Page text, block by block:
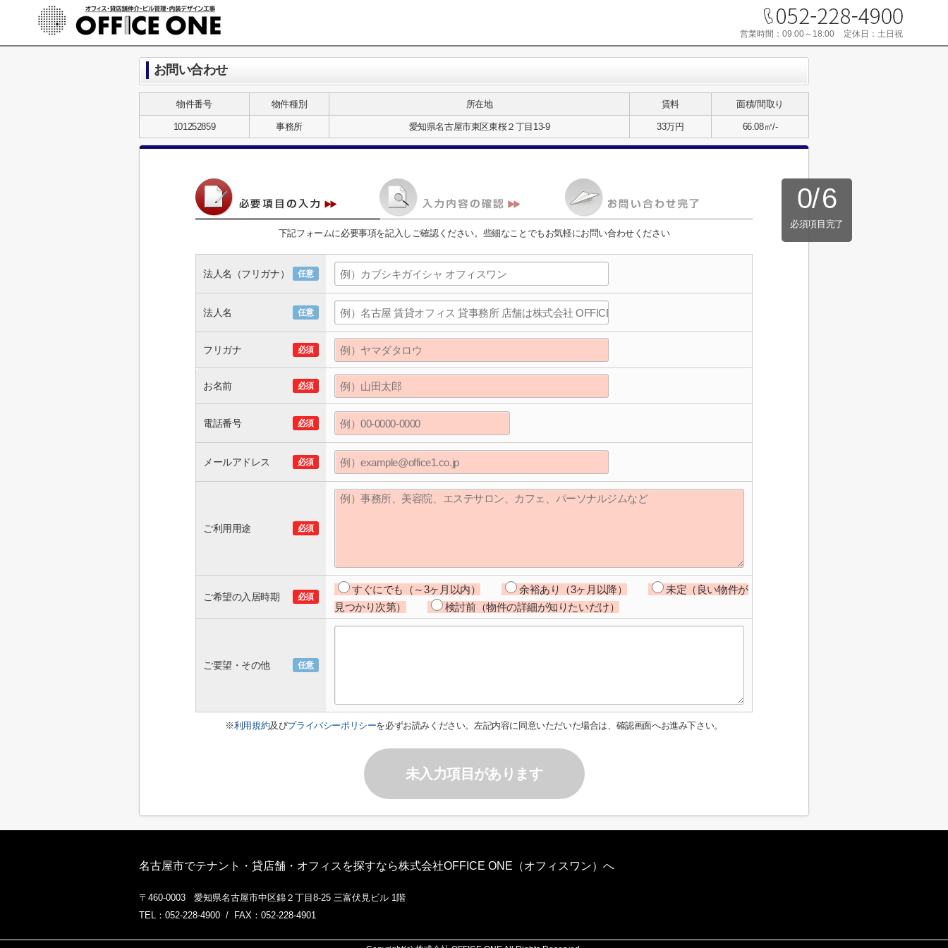
営業時間： 09:00～18:00 定休日： 土日祝
お問い合わせ
物件番号 物件種別 所在地 賃料 面積/間取り
101252859 事務所 愛知県名古屋市東区東桜２丁目13-9 33万円 66.08㎡/-
0/6
必須項目完了
下記フォームに必要事項を記入しご確認ください。些細なことでもお気軽にお問い合わせください
法人名（フリガナ） 任意
法人名 任意
フリガナ 必須
お名前 必須
電話番号 必須
メールアドレス 必須
ご利用用途 必須
ご希望の入居時期 必須
すぐにでも（～3ヶ月以内） 余裕あり（3ヶ月以降）
未定（良い物件が
見つかり次第）
検討前（物件の詳細が知りたいだけ）
ご要望・その他 任意
※利用規約及びプライバシーポリシーを必ずお読みください。左記内容に同意いただいた場合は、確認画面へお進み下さい。
未入力項目があります
名古屋市でテナント・貸店舗・オフィスを探すなら株式会社OFFICE ONE（オフィスワン）へ
〒460-0003 愛知県名古屋市中区錦２丁目8-25 三富伏見ビル 1階
TEL：052-228-4900 / FAX：052-228-4901